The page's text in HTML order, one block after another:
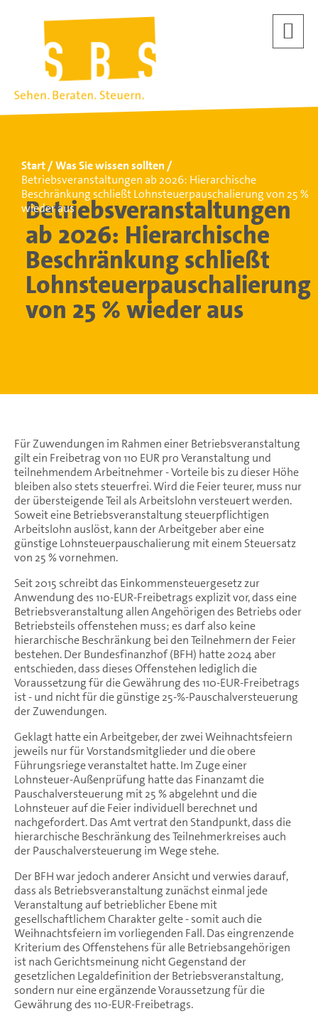
Start
Was Sie wissen sollten
Betriebsveranstaltungen ab 2026: Hierarchische
Beschränkung schließt Lohnsteuerpauschalierung von 25 %
wieder aus
Betriebsveranstaltungen
ab 2026: Hierarchische
Beschränkung schließt
Lohnsteuerpauschalierung
von 25 % wieder aus
Für Zuwendungen im Rahmen einer Betriebsveranstaltung
gilt ein Freibetrag von 110 EUR pro Veranstaltung und
teilnehmendem Arbeitnehmer - Vorteile bis zu dieser Höhe
bleiben also stets steuerfrei. Wird die Feier teurer, muss nur
der übersteigende Teil als Arbeitslohn versteuert werden.
Soweit eine Betriebsveranstaltung steuerpflichtigen
Arbeitslohn auslöst, kann der Arbeitgeber aber eine
günstige Lohnsteuerpauschalierung mit einem Steuersatz
von 25 % vornehmen.
Seit 2015 schreibt das Einkommensteuergesetz zur
Anwendung des 110-EUR-Freibetrags explizit vor, dass eine
Betriebsveranstaltung allen Angehörigen des Betriebs oder
Betriebsteils offenstehen muss; es darf also keine
hierarchische Beschränkung bei den Teilnehmern der Feier
bestehen. Der Bundesfinanzhof (BFH) hatte 2024 aber
entschieden, dass dieses Offenstehen lediglich die
Voraussetzung für die Gewährung des 110-EUR-Freibetrags
ist - und nicht für die günstige 25-%-Pauschalversteuerung
der Zuwendungen.
Geklagt hatte ein Arbeitgeber, der zwei Weihnachtsfeiern
jeweils nur für Vorstandsmitglieder und die obere
Führungsriege veranstaltet hatte. Im Zuge einer
Lohnsteuer-Außenprüfung hatte das Finanzamt die
Pauschalversteuerung mit 25 % abgelehnt und die
Lohnsteuer auf die Feier individuell berechnet und
nachgefordert. Das Amt vertrat den Standpunkt, dass die
hierarchische Beschränkung des Teilnehmerkreises auch
der Pauschalversteuerung im Wege stehe.
Der BFH war jedoch anderer Ansicht und verwies darauf,
dass als Betriebsveranstaltung zunächst einmal jede
Veranstaltung auf betrieblicher Ebene mit
gesellschaftlichem Charakter gelte - somit auch die
Weihnachtsfeiern im vorliegenden Fall. Das eingrenzende
Kriterium des Offenstehens für alle Betriebsangehörigen
ist nach Gerichtsmeinung nicht Gegenstand der
gesetzlichen Legaldefinition der Betriebsveranstaltung,
sondern nur eine ergänzende Voraussetzung für die
Gewährung des 110-EUR-Freibetrags.